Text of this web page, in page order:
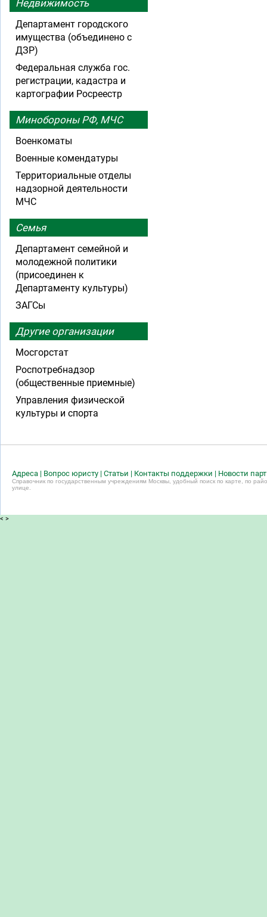
Недвижимость
Департамент городского
имущества (объединено с
ДЗР)
Федеральная служба гос.
регистрации, кадастра и
картографии Росреестр
Минобороны РФ, МЧС
Военкоматы
Военные комендатуры
Территориальные отделы
надзорной деятельности
МЧС
Семья
Департамент семейной и
молодежной политики
(присоединен к
Департаменту культуры)
ЗАГСы
Другие организации
Мосгорстат
Роспотребнадзор
(общественные приемные)
Управления физической
культуры и спорта
Адреса | Вопрос юристу | Статьи | Контакты поддержки | Новости
Справочник по государственным учреждениям Москвы, удобный поиск по карте, по
улице.
< >